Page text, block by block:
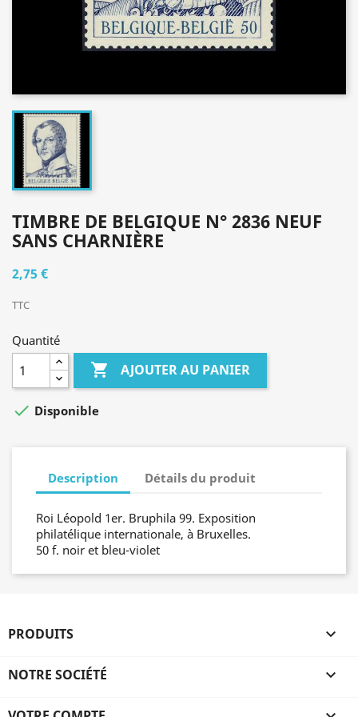
TIMBRE DE BELGIQUE N° 2836 NEUF
SANS CHARNIÈRE
2,75 €
TTC
Quantité
 AJOUTER AU PANIER
 Disponible
Description Détails du produit
Roi Léopold 1er. Bruphila 99. Exposition
philatélique internationale, à Bruxelles.
50 f. noir et bleu-violet
PRODUITS 
NOTRE SOCIÉTÉ 